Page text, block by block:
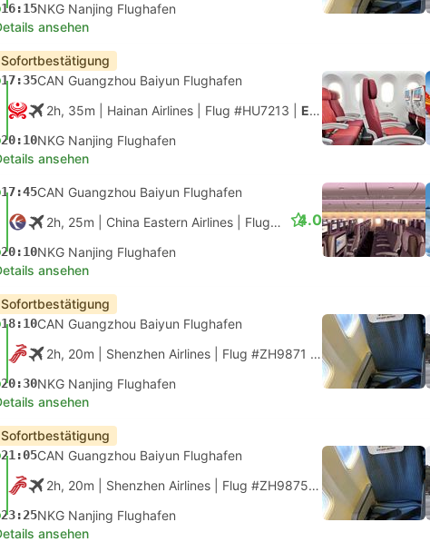
16:15NKG Nanjing Flughafen
ansehen
Sofortbestätigung
17:35CAN Guangzhou Baiyun Flughafen
2h, 35m | Hainan Airlines Flug #HU7213 Economy
20:10NKG Nanjing Flughafen
ansehen
17:45CAN Guangzhou Baiyun Flughafen
2h, 25m | China Eastern Airlines Flug #MU2718 |Economy
20:10NKG Nanjing Flughafen
4.0
ansehen
Sofortbestätigung
18:10CAN Guangzhou Baiyun Flughafen
2h, 20m | Shenzhen Airlines Flug #ZH9871 Economy
20:30NKG Nanjing Flughafen
ansehen
Sofortbestätigung
21:05CAN Guangzhou Baiyun Flughafen
2h, 20m | Shenzhen Airlines Flug #ZH9875| Economy
23:25NKG Nanjing Flughafen
ansehen